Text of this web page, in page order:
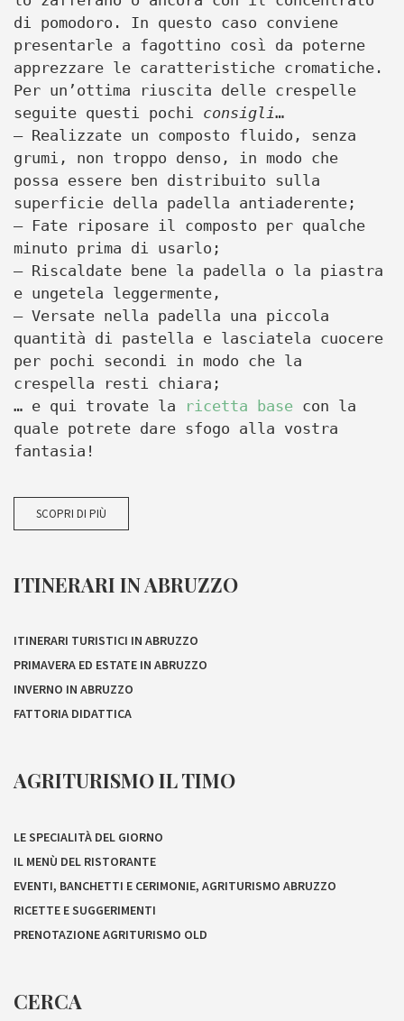
di pomodoro. In questo caso conviene
presentarle a fagottino così da poterne
apprezzare le caratteristiche cromatiche.
Per un’ottima riuscita delle crespelle
seguite questi pochi consigli…
– Realizzate un composto fluido, senza
grumi, non troppo denso, in modo che
possa essere ben distribuito sulla
superficie della padella antiaderente;
– Fate riposare il composto per qualche
minuto prima di usarlo;
– Riscaldate bene la padella o la piastra
e ungetela leggermente,
– Versate nella padella una piccola
quantità di pastella e lasciatela cuocere
per pochi secondi in modo che la
crespella resti chiara;
… e qui trovate la
ricetta base con la
quale potrete dare sfogo alla vostra
fantasia!
SCOPRI DI PIÙ
ITINERARI IN ABRUZZO
ITINERARI TURISTICI IN ABRUZZO
PRIMAVERA ED ESTATE IN ABRUZZO
INVERNO IN ABRUZZO
FATTORIA DIDATTICA
AGRITURISMO IL TIMO
LE SPECIALITÀ DEL GIORNO
IL MENÙ DEL RISTORANTE
EVENTI, BANCHETTI E CERIMONIE, AGRITURISMO ABRUZZO
RICETTE E SUGGERIMENTI
PRENOTAZIONE AGRITURISMO OLD
CERCA